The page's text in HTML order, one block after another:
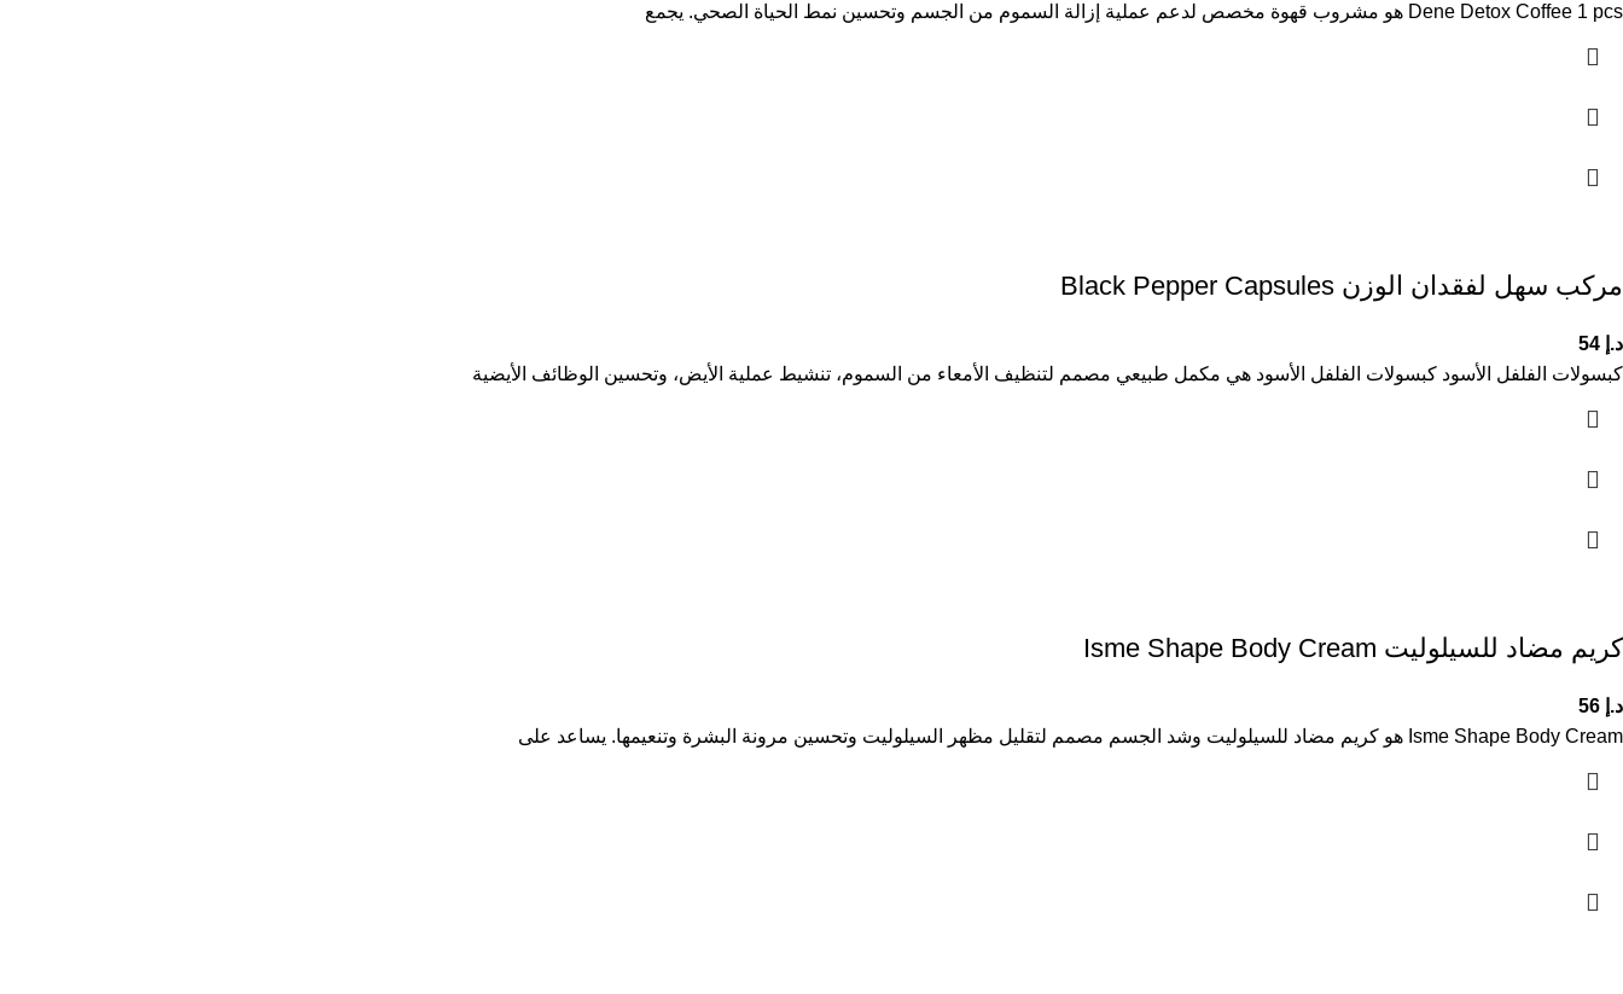
Dene Detox Coffee 1 pcs هو مشروب قهوة مخصص لدعم عملية إزالة السموم من الجسم وتحسين نمط الحياة الصحي. يجمع
مركب سهل لفقدان الوزن Black Pepper Capsules
د.إ
كبسولات الفلفل الأسود كبسولات الفلفل الأسود هي مكمل طبيعي مصمم لتنظيف الأمعاء من السموم، تنشيط عملية الأيض، وتحسين الوظائف الأيضية
كريم مضاد للسيلوليت Isme Shape Body Cream
د.إ
Isme Shape Body Cream هو كريم مضاد للسيلوليت وشد الجسم مصمم لتقليل مظهر السيلوليت وتحسين مرونة البشرة وتنعيمها. يساعد على